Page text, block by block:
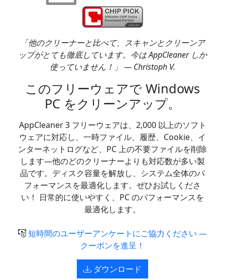
「他のクリーナーと比べて、スキャンとクリーンア
ップがとても徹底しています。今は AppCleaner しか
使っていません！」 — Christoph V.
このフリーウェアで Windows
PC をクリーンアップ。
AppCleaner 3 フリーウェアは、2,000 以上のソフト
ウェアに対応し、一時ファイル、履歴、Cookie、イ
ンターネットログなど、PC 上の不要ファイルを削除
します—他のどのクリーナーよりも対応数が多い製
品です。ディスク容量を解放し、システム全体のパ
フォーマンスを最適化します。ぜひお試しくださ
い！ 日常的に使いやすく、PC のパフォーマンスを
最適化します。
短時間のユーザーアンケートにご協力ください —
クーポンを進呈！
ダウンロード